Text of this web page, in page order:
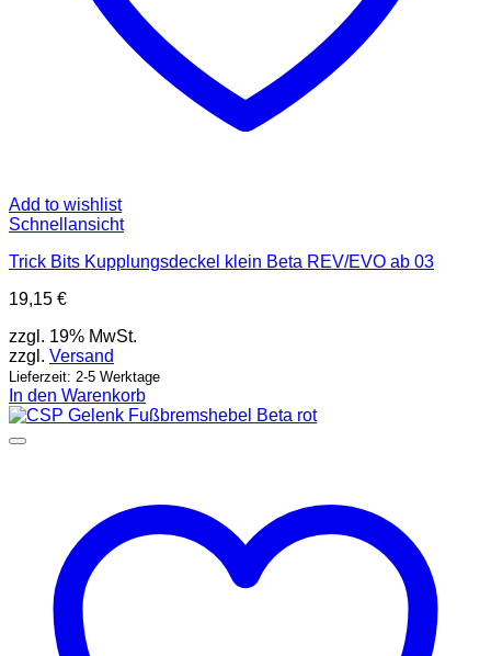
Add to wishlist
Schnellansicht
Trick Bits Kupplungsdeckel klein Beta REV/EVO ab 03
19,15 €
zzgl. 19% MwSt.
zzgl. Versand
Lieferzeit: 2-5 Werktage
In den Warenkorb